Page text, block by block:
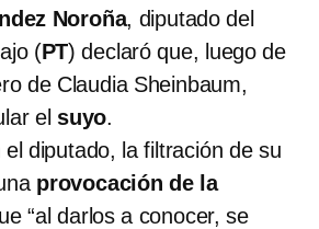
Noroña, diputado del
(PT) declaró que, luego de
de Claudia Sheinbaum,
el suyo.
diputado, la filtración de su
provocación de la
“al darlos a conocer, se